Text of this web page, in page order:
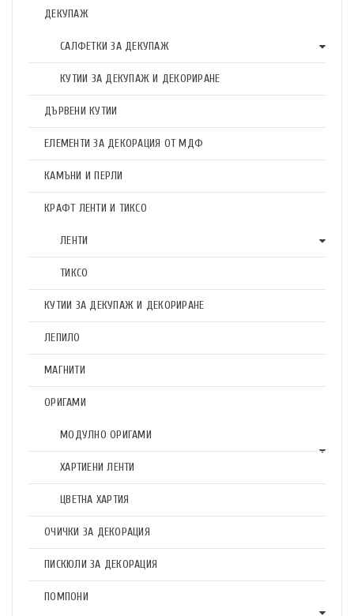
ДЕКУПАЖ
САЛФЕТКИ ЗА ДЕКУПАЖ
КУТИИ ЗА ДЕКУПАЖ И ДЕКОРИРАНЕ
ДЪРВЕНИ КУТИИ
ЕЛЕМЕНТИ ЗА ДЕКОРАЦИЯ ОТ МДФ
КАМЪНИ И ПЕРЛИ
КРАФТ ЛЕНТИ И ТИКСО
ЛЕНТИ
ТИКСО
КУТИИ ЗА ДЕКУПАЖ И ДЕКОРИРАНЕ
ЛЕПИЛО
МАГНИТИ
ОРИГАМИ
МОДУЛНО ОРИГАМИ
ХАРТИЕНИ ЛЕНТИ
ЦВЕТНА ХАРТИЯ
ОЧИЧКИ ЗА ДЕКОРАЦИЯ
ПИСКЮЛИ ЗА ДЕКОРАЦИЯ
ПОМПОНИ